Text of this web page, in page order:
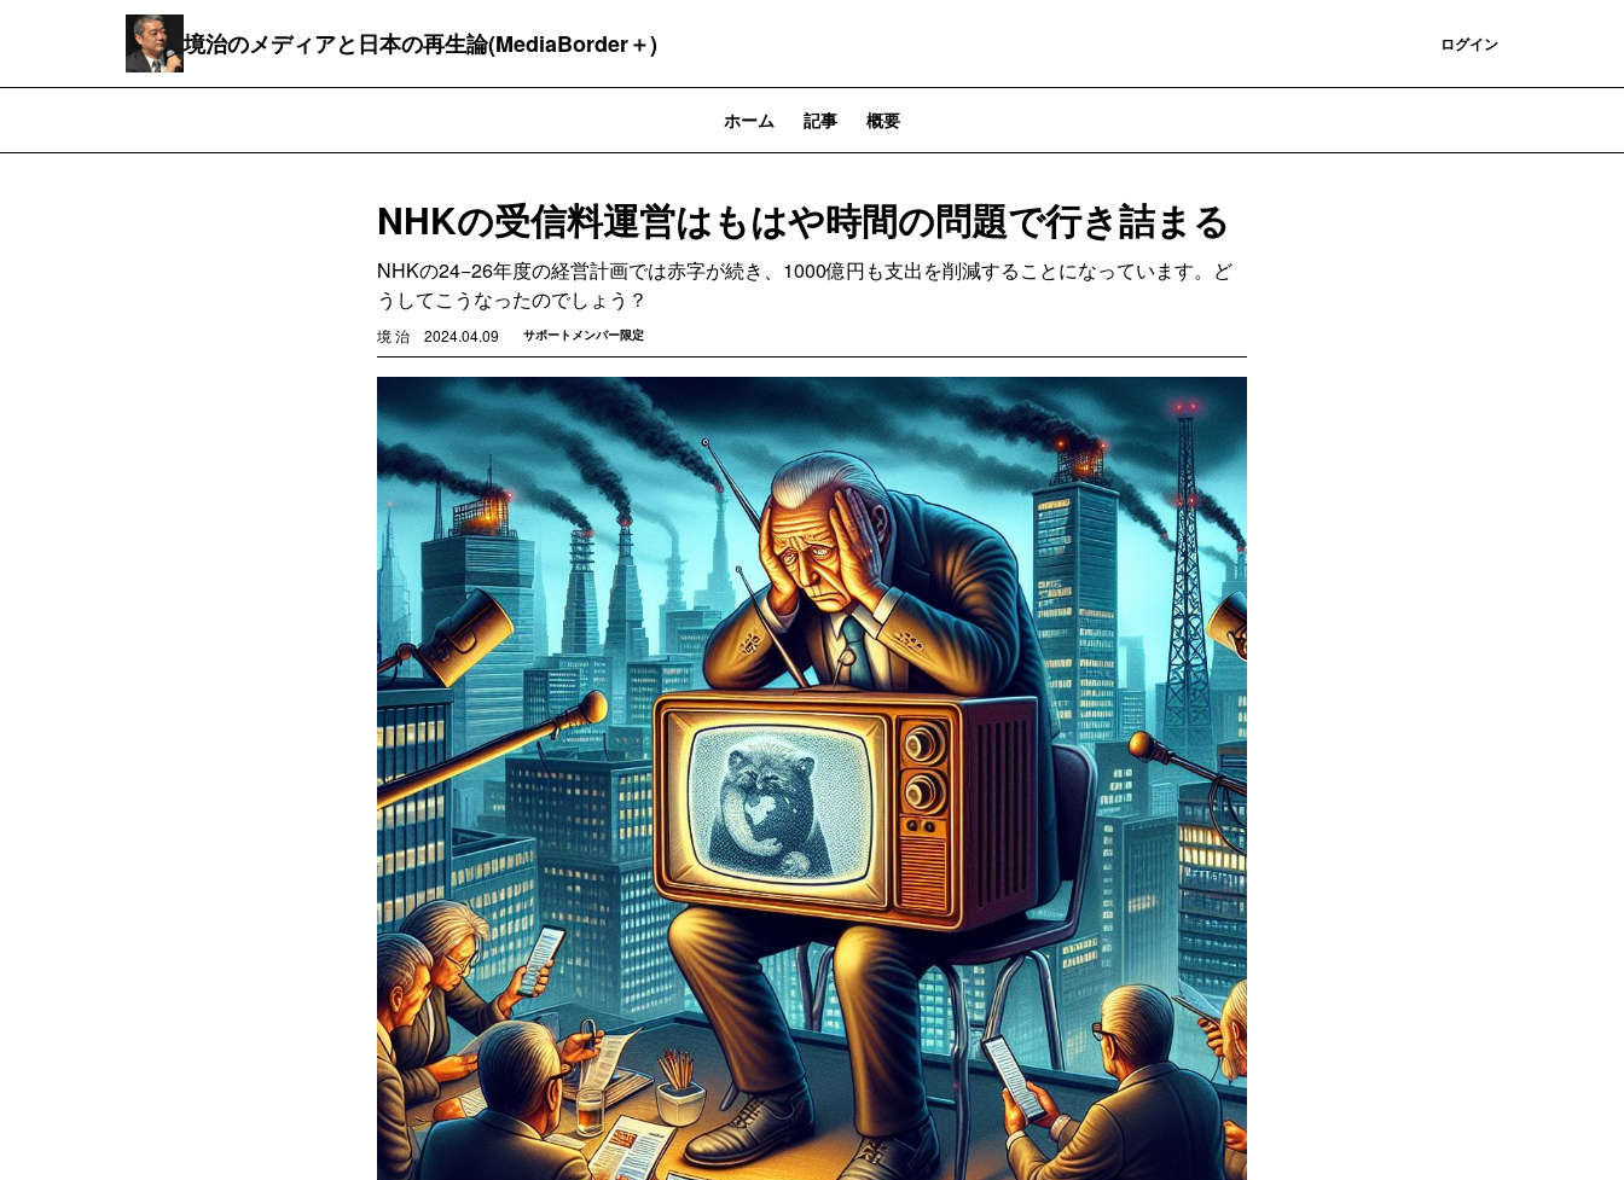
境治のメディアと日本の再生論(MediaBorder＋) ログイン
ホーム 記事 概要
NHKの受信料運営はもはや時間の問題で行き詰まる
NHKの24−26年度の経営計画では赤字が続き、1000億円も支出を削減することになっています。ど
うしてこうなったのでしょう？
境 治 2024.04.09 サポートメンバー限定